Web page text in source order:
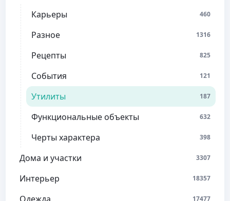
Карьеры 460
Разное 1316
Рецепты 825
События 121
Утилиты 187
Функциональные объекты 632
Черты характера 398
Дома и участки 3307
Интерьер 18357
17477